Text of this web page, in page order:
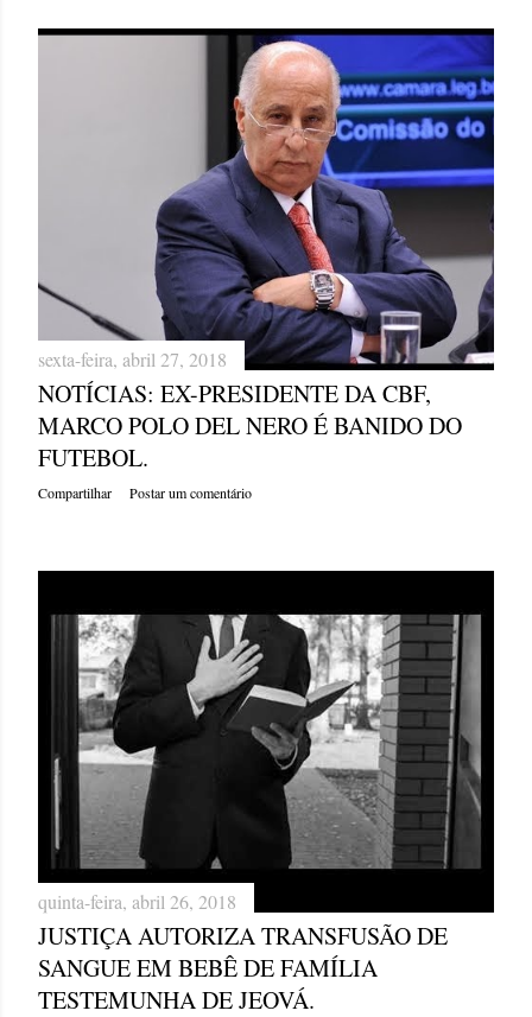
sexta-feira, abril 27, 2018
NOTÍCIAS: EX-PRESIDENTE DA CBF,
MARCO POLO DEL NERO É BANIDO DO
FUTEBOL.
Compartilhar Postar um comentário
quinta-feira, abril 26, 2018
JUSTIÇA AUTORIZA TRANSFUSÃO DE
SANGUE EM BEBÊ DE FAMÍLIA
TESTEMUNHA DE JEOVÁ.